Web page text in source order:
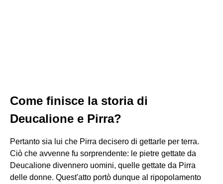
Come finisce la storia di
Deucalione e Pirra?
Pertanto sia lui che Pirra decisero di gettarle per terra.
Ciò che avvenne fu sorprendente: le pietre gettate da
Deucalione divennero uomini, quelle gettate da Pirra
delle donne. Quest'atto portò dunque al ripopolamento